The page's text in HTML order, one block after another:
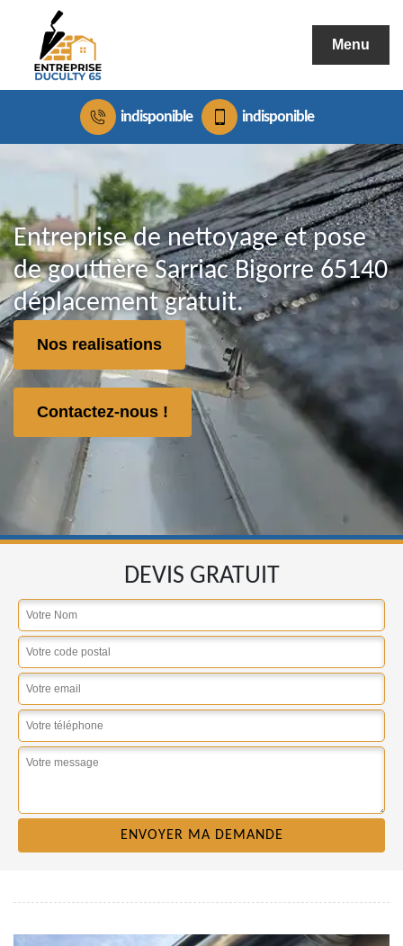
Menu
indisponible indisponible
Entreprise de nettoyage et pose
de gouttière Sarriac Bigorre 65140
déplacement gratuit.
Nos realisations
Contactez-nous !
DEVIS GRATUIT